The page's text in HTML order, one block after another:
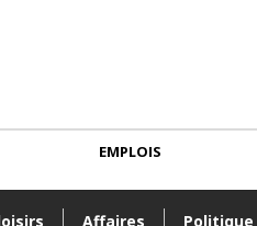
Affaires Politique
EMPLOIS